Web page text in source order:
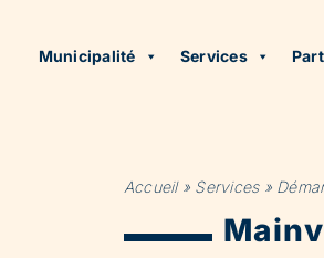
Municipalité Services
Accueil» Services»